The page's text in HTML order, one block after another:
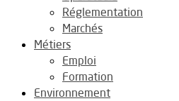
Réglementation
Marchés
Métiers
Emploi
Formation
Environnement